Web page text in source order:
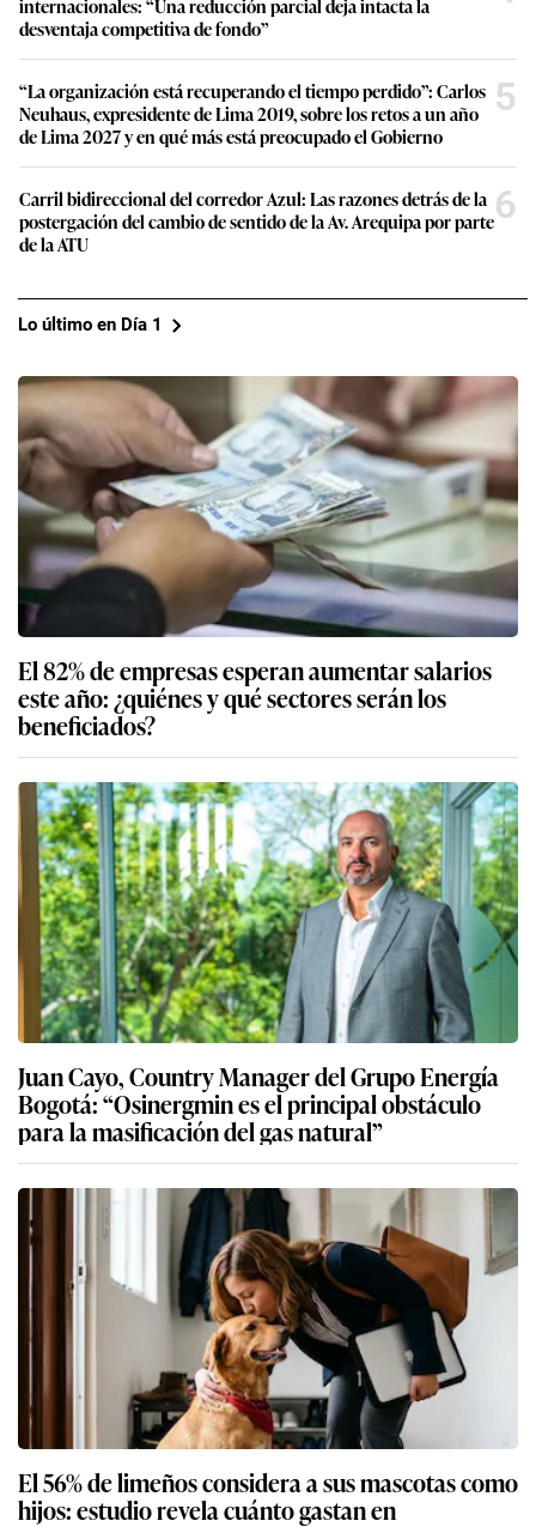
desventaja competitiva de fondo”
“La organización está recuperando el tiempo perdido”: Carlos
Neuhaus, expresidente de Lima 2019, sobre los retos a un año
de Lima 2027 y en qué más está preocupado el Gobierno
5
Carril bidireccional del corredor Azul: Las razones detrás de la
postergación del cambio de sentido de la Av. Arequipa por parte
de la ATU
6
Lo último en Día 1
El 82% de empresas esperan aumentar salarios
este año: ¿quiénes y qué sectores serán los
beneficiados?
Juan Cayo, Country Manager del Grupo Energía
Bogotá: “Osinergmin es el principal obstáculo
para la masificación del gas natural”
El 56% de limeños considera a sus mascotas como
hijos: estudio revela cuánto gastan en